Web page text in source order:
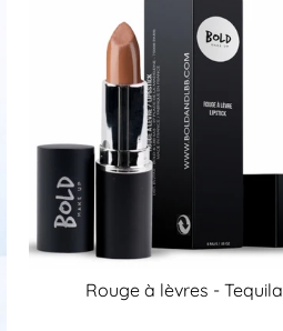
Rouge à lèvres - Tequila